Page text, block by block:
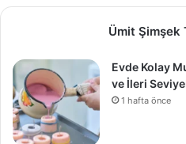
Ümit Şimşek
Evde Kolay
ve İleri
1 hafta önce